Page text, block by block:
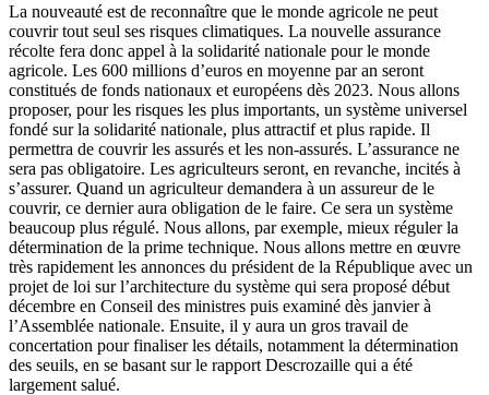
La nouveauté est de reconnaître que le monde agricole ne peut
couvrir tout seul ses risques climatiques. La nouvelle assurance
récolte fera donc appel à la solidarité nationale pour le monde
agricole. Les 600 millions d’euros en moyenne par an seront
constitués de fonds nationaux et européens dès 2023. Nous allons
proposer, pour les risques les plus importants, un système universel
fondé sur la solidarité nationale, plus attractif et plus rapide. Il
permettra de couvrir les assurés et les non-assurés. L’assurance ne
sera pas obligatoire. Les agriculteurs seront, en revanche, incités à
s’assurer. Quand un agriculteur demandera à un assureur de le
couvrir, ce dernier aura obligation de le faire. Ce sera un système
beaucoup plus régulé. Nous allons, par exemple, mieux réguler la
détermination de la prime technique. Nous allons mettre en œuvre
très rapidement les annonces du président de la République avec un
projet de loi sur l’architecture du système qui sera proposé début
décembre en Conseil des ministres puis examiné dès janvier à
l’Assemblée nationale. Ensuite, il y aura un gros travail de
concertation pour finaliser les détails, notamment la détermination
des seuils, en se basant sur le rapport Descrozaille qui a été
largement salué.